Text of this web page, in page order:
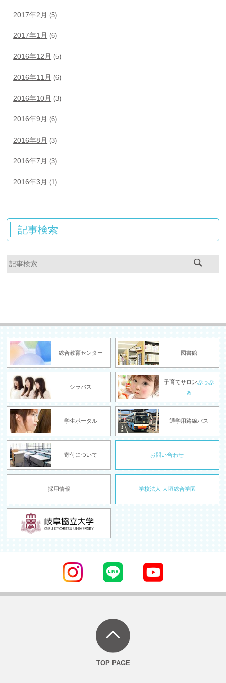
2017年2月 (5)
2017年1月 (6)
2016年12月 (5)
2016年11月 (6)
2016年10月 (3)
2016年9月 (6)
2016年8月 (3)
2016年7月 (3)
2016年3月 (1)
記事検索
総合教育センター 図書館
シラバス
子育てサロンぷっぷ
ぁ
学生ポータル 通学用路線バス
寄付について お問い合わせ
採用情報 学校法人 大垣総合学園